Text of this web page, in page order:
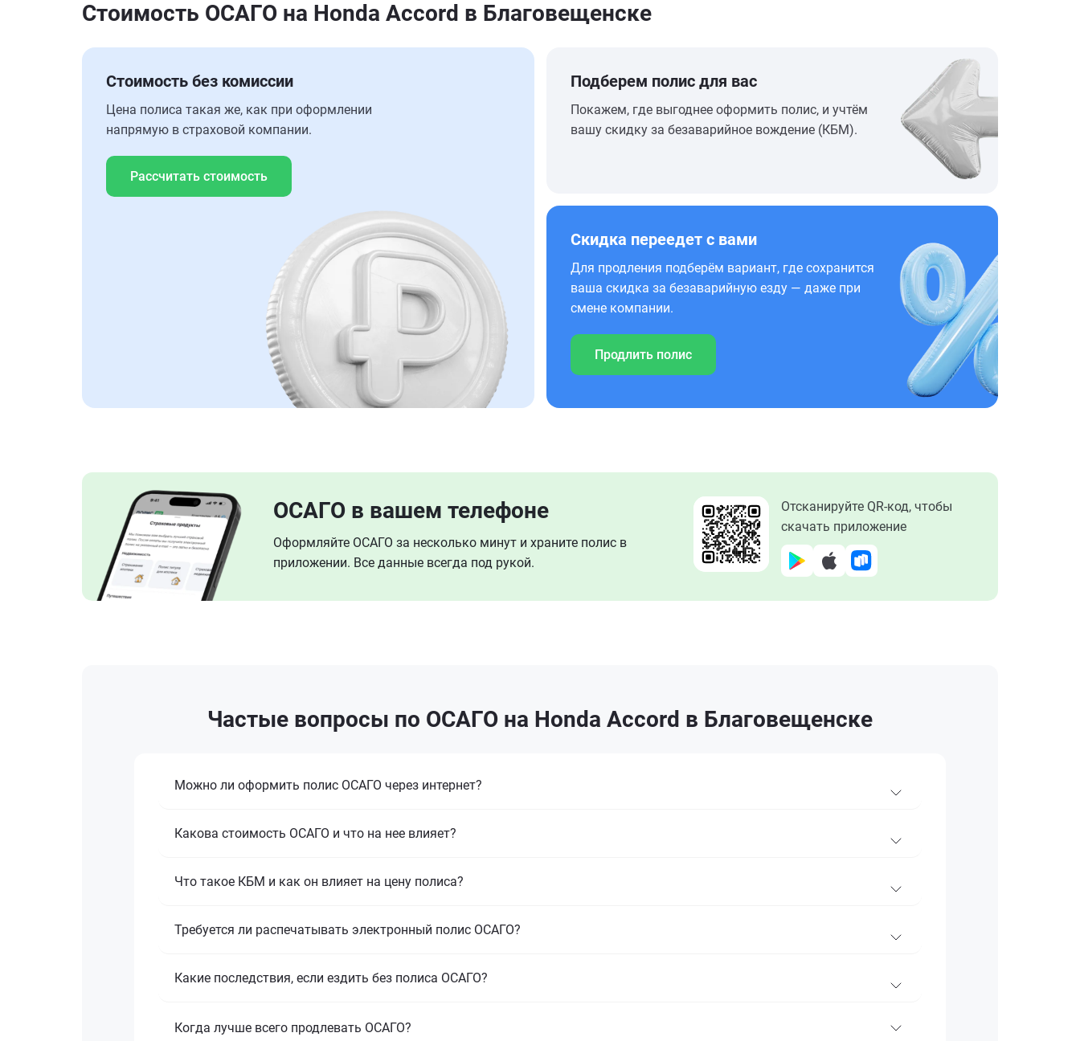
Стоимость ОСАГО на Honda Accord в Благовещенске
Стоимость без комиссии
Цена полиса такая же, как при оформлении
напрямую в страховой компании.
Рассчитать стоимость
Подберем полис для вас
Покажем, где выгоднее оформить полис, и учтём
вашу скидку за безаварийное вождение (КБМ).
Скидка переедет с вами
Для продления подберём вариант, где сохранится
ваша скидка за безаварийную езду — даже при
смене компании.
Продлить полис
ОСАГО в вашем телефоне
Оформляйте ОСАГО за несколько минут и храните полис в
приложении. Все данные всегда под рукой.
Отсканируйте QR-код, чтобы
скачать приложение
Частые вопросы по ОСАГО на Honda Accord в Благовещенске
Можно ли оформить полис ОСАГО через интернет?
Какова стоимость ОСАГО и что на нее влияет?
Что такое КБМ и как он влияет на цену полиса?
Требуется ли распечатывать электронный полис ОСАГО?
Какие последствия, если ездить без полиса ОСАГО?
Когда лучше всего продлевать ОСАГО?